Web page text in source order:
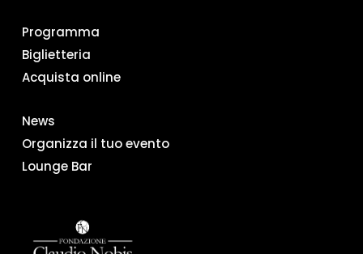
Programma
Biglietteria
Acquista online
News
Organizza il tuo evento
Lounge Bar